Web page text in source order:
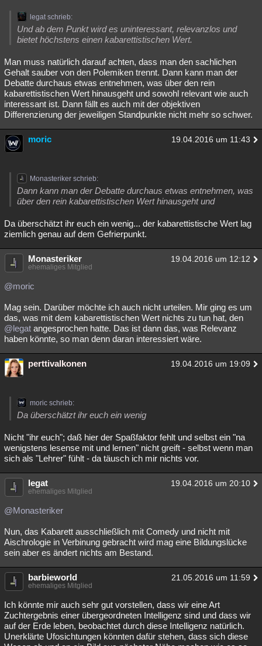
legat schrieb:
Und ab dem Punkt wird es uninteressant, relevanzlos und
bietet höchstens einen kabarettistischen Wert.
Man muss natürlich darauf achten, dass man den sachlichen
Gehalt sauber von den Polemiken trennt. Dann kann man der
Debatte durchaus etwas entnehmen, was über den rein
kabarettistischen Wert hinausgeht und sowohl relevant wie auch
interessant ist. Dann fällt es auch mit der objektiven
Differenzierung der jeweiligen Standpunkte nicht mehr so schwer.
moric 19.04.2016 um 11:43
Monasteriker schrieb:
Dann kann man der Debatte durchaus etwas entnehmen, was
über den rein kabarettistischen Wert hinausgeht und
Da überschätzt ihr euch ein wenig... der kabarettistische Wert lag
ziemlich genau auf dem Gefrierpunkt.
Monasteriker 19.04.2016 um 12:12
ehemaliges Mitglied
@moric
Mag sein. Darüber möchte ich auch nicht urteilen. Mir ging es um
das, was mit dem kabarettistischen Wert nichts zu tun hat, den
@legat angesprochen hatte. Das ist dann das, was Relevanz
haben könnte, so man denn daran interessiert wäre.
perttivalkonen 19.04.2016 um 19:09
moric schrieb:
Da überschätzt ihr euch ein wenig
Nicht "ihr euch"; daß hier der Spaßfaktor fehlt und selbst ein "na
wenigstens lesense mit und lernen" nicht greift - selbst wenn man
sich als "Lehrer" fühlt - da täusch ich mir nichts vor.
legat 19.04.2016 um 20:10
ehemaliges Mitglied
@Monasteriker
Nun, das Kabarett ausschließlich mit Comedy und nicht mit
Aischrologie in Verbinung gebracht wird mag eine Bildungslücke
sein aber es ändert nichts am Bestand.
barbieworld 21.05.2016 um 11:59
ehemaliges Mitglied
Ich könnte mir auch sehr gut vorstellen, dass wir eine Art
Zuchtergebnis einer übergeordneten Intelligenz sind und dass wir
auf der Erde leben, beobachtet durch diese Intelligenz natürlich.
Unerklärte Ufosichtungen könnten dafür stehen, dass sich diese